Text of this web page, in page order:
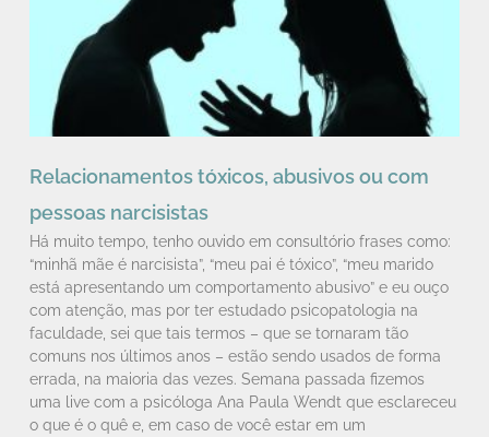
Relacionamentos tóxicos, abusivos ou com
pessoas narcisistas
Há muito tempo, tenho ouvido em consultório frases como:
“minhã mãe é narcisista”, “meu pai é tóxico”, “meu marido
está apresentando um comportamento abusivo” e eu ouço
com atenção, mas por ter estudado psicopatologia na
faculdade, sei que tais termos – que se tornaram tão
comuns nos últimos anos – estão sendo usados de forma
errada, na maioria das vezes. Semana passada fizemos
uma live com a psicóloga Ana Paula Wendt que esclareceu
o que é o quê e, em caso de você estar em um